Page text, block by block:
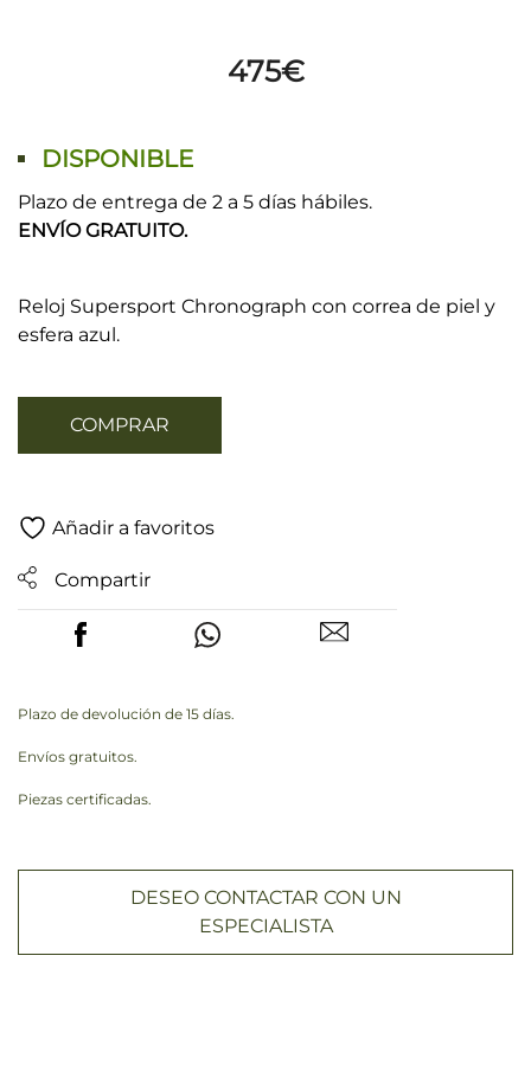
475€
DISPONIBLE
Plazo de entrega de 2 a 5 días hábiles.
ENVÍO GRATUITO.
Reloj Supersport Chronograph con correa de piel y
esfera azul.
COMPRAR
Añadir a favoritos
Compartir
Plazo de devolución de 15 días.
Envíos gratuitos.
Piezas certificadas.
DESEO CONTACTAR CON UN
ESPECIALISTA